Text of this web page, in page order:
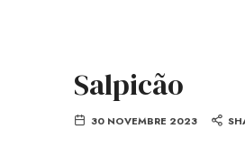
Salpicão
30 NOVEMBRE 2023